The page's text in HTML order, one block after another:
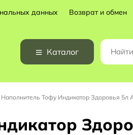
данных Возврат и обмен
Каталог
Наполнитель Тофу Индикатор Здоровья 5л